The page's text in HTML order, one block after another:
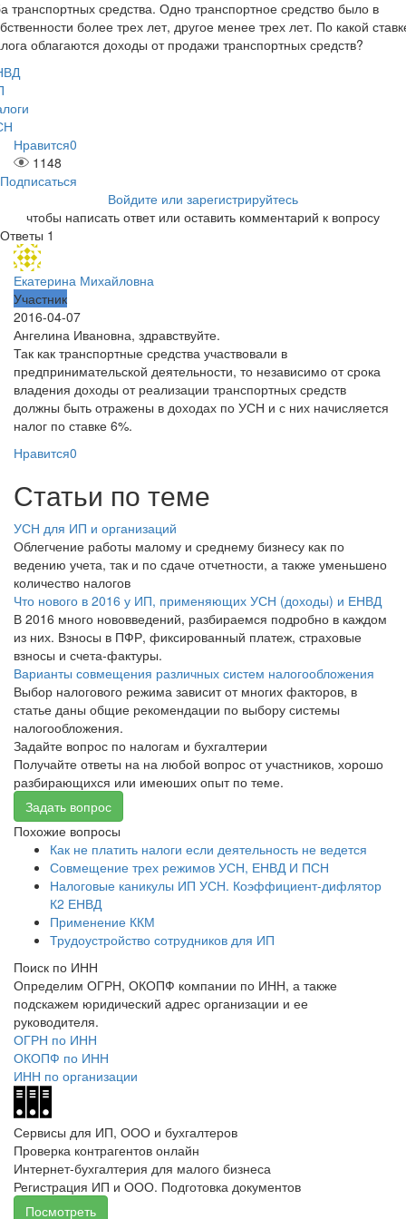
транспортных средства. Одно транспортное средство было в
более трех лет, другое менее трех лет. По какой
облагаются доходы от продажи транспортных средств?
Нравится0
1148
Подписаться
Войдите или зарегистрируйтесь
чтобы написать ответ или оставить комментарий к вопросу
Ответы 1
Екатерина Михайловна
Участник
2016-04-07
Ангелина Ивановна, здравствуйте.
Так как транспортные средства участвовали в
предпринимательской деятельности, то независимо от срока
владения доходы от реализации транспортных средств
должны быть отражены в доходах по УСН и с них начисляется
налог по ставке 6%.
Нравится0
Статьи по теме
УСН для ИП и организаций
Облегчение работы малому и среднему бизнесу как по
ведению учета, так и по сдаче отчетности, а также уменьшено
количество налогов
Что нового в 2016 у ИП, применяющих УСН (доходы) и ЕНВД
В 2016 много нововведений, разбираемся подробно в каждом
из них. Взносы в ПФР, фиксированный платеж, страховые
взносы и счета-фактуры.
Варианты совмещения различных систем налогообложения
Выбор налогового режима зависит от многих факторов, в
статье даны общие рекомендации по выбору системы
налогообложения.
Задайте вопрос по налогам и бухгалтерии
Получайте ответы на на любой вопрос от участников, хорошо
разбирающихся или имеюших опыт по теме.
Задать вопрос
Похожие вопросы
Как не платить налоги если деятельность не ведется
Совмещение трех режимов УСН, ЕНВД И ПСН
Налоговые каникулы ИП УСН. Коэффициент-дифлятор
К2 ЕНВД
Применение ККМ
Трудоустройство сотрудников для ИП
Поиск по ИНН
Определим ОГРН, ОКОПФ компании по ИНН, а также
подскажем юридический адрес организации и ее
руководителя.
ОГРН по ИНН
ОКОПФ по ИНН
ИНН по организации
Сервисы для ИП, ООО и бухгалтеров
Проверка контрагентов онлайн
Интернет-бухгалтерия для малого бизнеса
Регистрация ИП и ООО. Подготовка документов
Посмотреть